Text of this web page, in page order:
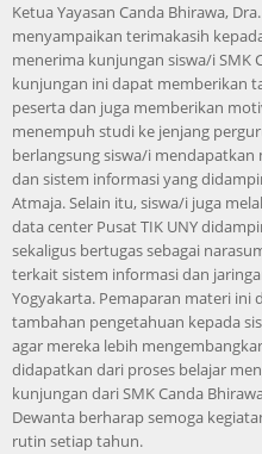
Ketua Yayasan Canda Bhirawa,
menyampaikan terimakasih
menerima kunjungan siswa/i SMK
kunjungan ini dapat memberikan
peserta dan juga memberikan
menempuh studi ke jenjang
berlangsung siswa/i
dan sistem informasi yang
Atmaja. Selain itu, siswa/i juga
data center Pusat TIK UNY
sekaligus bertugas sebagai
terkait sistem informasi dan
Yogyakarta. Pemaparan materi
tambahan pengetahuan kepada
agar mereka lebih
didapatkan dari proses belajar
kunjungan dari SMK Canda
Dewanta berharap semoga
rutin setiap tahun.